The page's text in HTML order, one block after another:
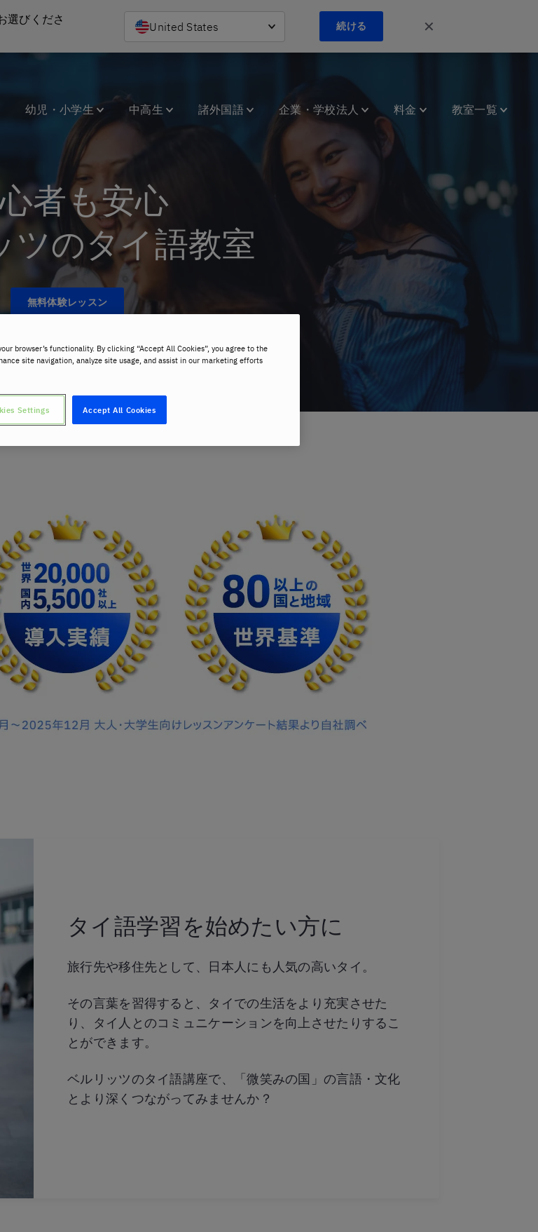
選びくださ
United States 続ける ✕
幼児・小学生 中高生 諸外国語 企業・学校法人 料金 教室一覧
心者も安心
ツのタイ語教室
無料体験レッスン
タイ語学習を始めたい方に
旅行先や移住先として、日本人にも人気の高いタイ。
その言葉を習得すると、タイでの生活をより充実させた
り、タイ人とのコミュニケーションを向上させたりするこ
とができます。
ベルリッツのタイ語講座で、「微笑みの国」の言語・文化
とより深くつながってみませんか？
browser’s functionality. By clicking “Accept All Cookies”, you agree to the
site navigation, analyze site usage, and assist in our marketing efforts
Accept All Cookies
Settings